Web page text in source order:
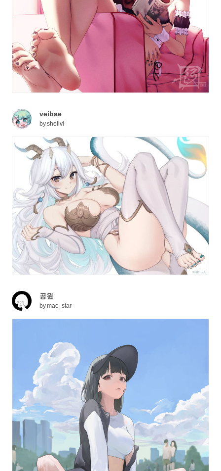
veibae
byshellvi
공원
bymac_star